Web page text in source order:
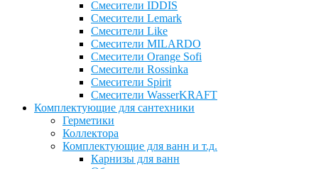
Смесители IDDIS
Смесители Lemark
Смесители Like
Смесители MILARDO
Смесители Orange Sofi
Смесители Rossinka
Смесители Spirit
Смесители WasserKRAFT
Комплектующие для сантехники
Герметики
Коллектора
Комплектующие для ванн и т.д.
Карнизы для ванн